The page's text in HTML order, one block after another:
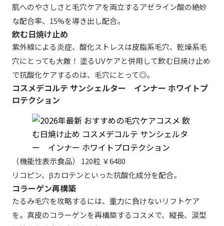
肌へのやさしさと毛穴ケアを両立するアゼライン酸の絶妙
な配合率、15%を導き出し配合。
飲む日焼け止め
紫外線による炎症、酸化ストレスは皮脂系毛穴、乾燥系毛
穴にとっても大敵！ 塗るUVケアと併用して飲む日焼け止め
で抗酸化ケアするのは、毛穴にとって◎。
コスメデコルテ サンシェルター インナー ホワイトプ
ロテクション
（機能性表示食品） 120粒 ￥6480
リコピン、βカロテンといった抗酸化成分を配合。
コラーゲン再構築
たるみ毛穴を攻略するには、重力に負けないリフトケア
を。真皮のコラーゲンを再構築するコスメで、縦長、涙型